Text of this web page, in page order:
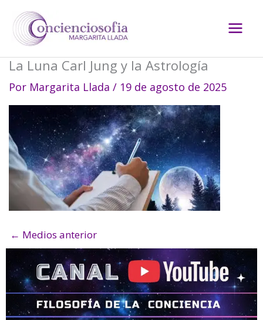
contenido
La Luna Carl Jung y la Astrología
Por Margarita Llada / 19 de agosto de 2025
← Medios anterior